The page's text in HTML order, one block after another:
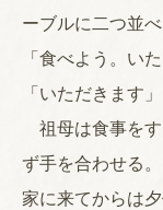
ーブルに二つ並べ
「食べよう。い
「いただきます」
祖母は食事を
ず手を合わせる
家に来てからは